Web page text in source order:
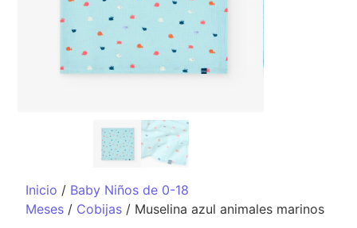
Inicio / Baby Niños de 0-18
Meses / Cobijas / Muselina azul animales marinos